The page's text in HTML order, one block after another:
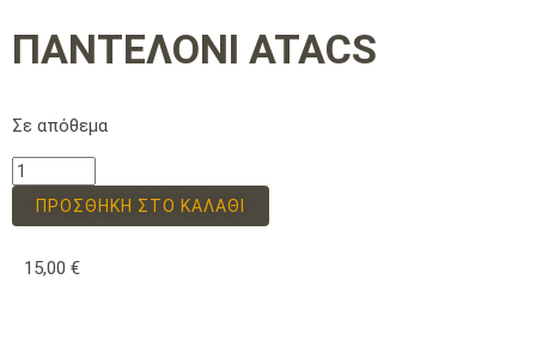
ΠΑΝΤΕΛΟΝΙ ATACS
Σε απόθεμα
ΠΡΟΣΘΉΚΗ ΣΤΟ ΚΑΛΆΘΙ
15,00 €